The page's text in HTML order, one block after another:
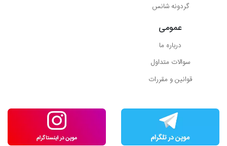
گردونه شانس
عمومی
درباره ما
سوالات متداول
قوانین و مقررات